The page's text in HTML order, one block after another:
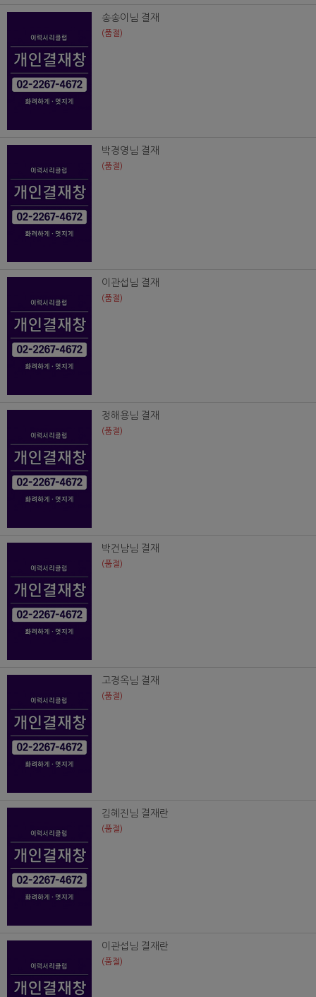
송송이님 결재
(품절)
박경영님 결재
(품절)
이관섭님 결재
(품절)
정해용님 결재
(품절)
박건남님 결재
(품절)
고경옥님 결재
(품절)
김혜진님 결재란
(품절)
이관섭님 결재란
(품절)